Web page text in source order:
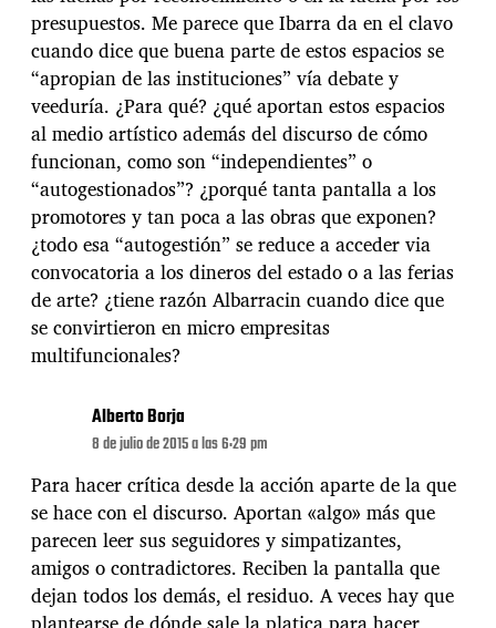
presupuestos. Me parece que Ibarra da en el clavo
cuando dice que buena parte de estos espacios se
“apropian de las instituciones” vía debate y
veeduría. ¿Para qué? ¿qué aportan estos espacios
al medio artístico además del discurso de cómo
funcionan, como son “independientes” o
“autogestionados”? ¿porqué tanta pantalla a los
promotores y tan poca a las obras que exponen?
¿todo esa “autogestión” se reduce a acceder via
convocatoria a los dineros del estado o a las ferias
de arte? ¿tiene razón Albarracin cuando dice que
se convirtieron en micro empresitas
multifuncionales?
Alberto Borja
8 de julio de 2015 a las 6:29 pm
Para hacer crítica desde la acción aparte de la que
se hace con el discurso. Aportan «algo» más que
parecen leer sus seguidores y simpatizantes,
amigos o contradictores. Reciben la pantalla que
dejan todos los demás, el residuo. A veces hay que